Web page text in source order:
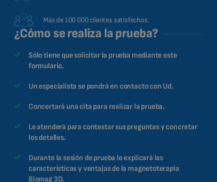
Más de 100 000 clientes satisfechos.
¿Cómo se realiza la prueba?
Sólo tiene que solicitar la prueba mediante este
formulario.
Un especialista se pondrá en contacto con Ud.
Concertará una cita para realizar la prueba.
Le atenderá para contestar sus preguntas y concretar
los detalles.
Durante la sesión de prueba le explicará las
características y ventajas de la magnetoterapia
Biomag 3D.